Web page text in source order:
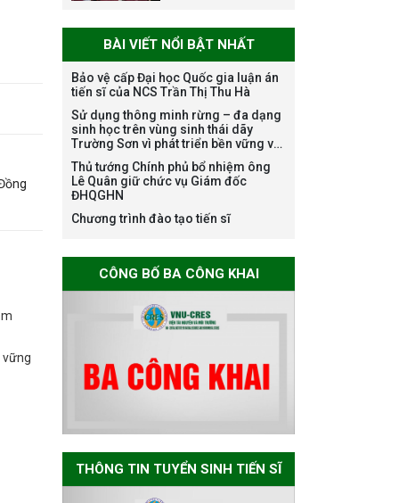
vững
chuyên môn dùng
chung trong
ĐHQGHN
Bảo vệ luận án tiến
sĩ của NCS Trương
Mạnh Tuấn
sĩ của NCS Nguyễn
Thế Thông
Thông báo chương
trình học bổng
2027
BÀI VIẾT NỔI BẬT NHẤT
Bảo vệ cấp Đại học Quốc gia luận án
tiến sĩ của NCS Trần Thị Thu Hà
Sử dụng thông minh rừng – đa dạng
sinh học trên vùng sinh thái dãy
Trường Sơn vì phát triển bền vững và
ứng phó với biến đổi khí hậu
Thủ tướng Chính phủ bổ nhiệm ông
Lê Quân giữ chức vụ Giám đốc
ĐHQGHN
Chương trình đào tạo tiến sĩ
CÔNG BỐ BA CÔNG KHAI
THÔNG TIN TUYỂN SINH TIẾN SĨ